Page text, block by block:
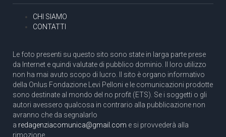
CHI SIAMO
CONTATTI
Le foto presenti su questo sito sono state in larga parte prese
da Internet e quindi valutate di pubblico dominio. Il loro utilizzo
non ha mai avuto scopo di lucro. Il sito è organo informativo
della Onlus Fondazione Levi Pelloni e le comunicazioni prodotte
sono destinate al mondo del no profit (ETS). Se i soggetti o gli
autori avessero qualcosa in contrario alla pubblicazione non
avranno che da segnalarlo
a redagenziacomunica@gmail.com e si provvederà alla
rimozione.